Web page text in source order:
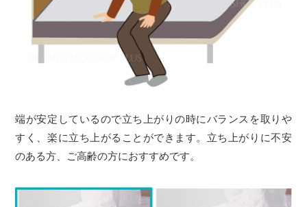
端が安定しているので立ち上がりの時にバランスを取りや
すく、楽に立ち上がることができます。立ち上がりに不安
のある方、ご高齢の方におすすめです。